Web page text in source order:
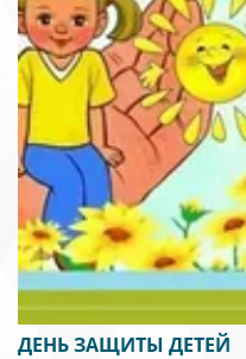
ДЕНЬ ЗАЩИТЫ ДЕТЕЙ